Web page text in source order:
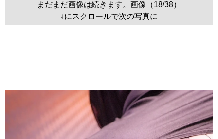
まだまだ画像は続きます。画像（18/38）
↓にスクロールで次の写真に